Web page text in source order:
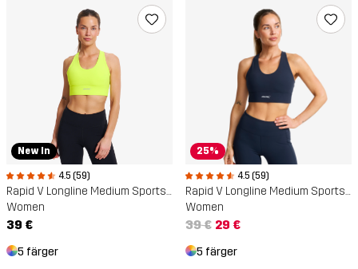
New In
4.5 (59)
Rapid V Longline Medium Sports Bra
Women
39 €
5 färger
25%
4.5 (59)
Rapid V Longline Medium Sports Bra
Women
39 € 29 €
5 färger